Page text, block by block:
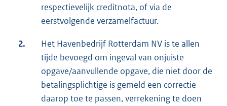
respectievelijk creditnota, of via de
eerstvolgende verzamelfactuur.
2.
Het Havenbedrijf Rotterdam NV is te allen
tijde bevoegd om ingeval van onjuiste
opgave/aanvullende opgave, die niet door de
betalingsplichtige is gemeld een correctie
daarop toe te passen, verrekening te doen